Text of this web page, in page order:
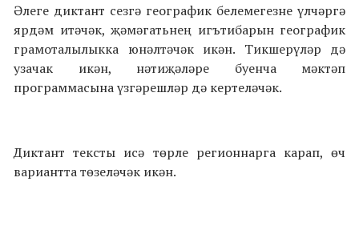
Әлеге диктант сезгә географик белемегезне үлчәргә
ярдәм итәчәк, җәмәгатьнең игътибарын географик
грамоталылыкка юнәлтәчәк икән. Тикшерүләр дә
узачак икән, нәтиҗәләре буенча мәктәп
программасына үзгәрешләр дә кертеләчәк.
Диктант тексты исә төрле регионнарга карап, өч
вариантта төзеләчәк икән.